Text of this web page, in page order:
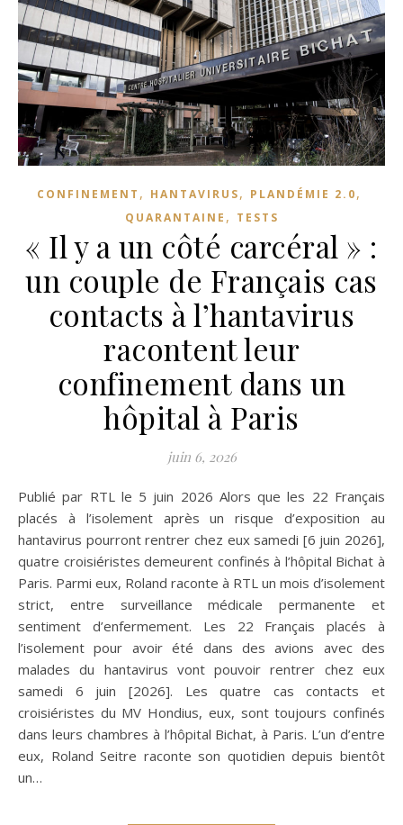
CONFINEMENT , HANTAVIRUS, PLANDÉMIE 2.0,
QUARANTAINE , TESTS
« Il y a un côté carcéral » :
un couple de Français cas
contacts à l’hantavirus
racontent leur
confinement dans un
hôpital à Paris
juin 6, 2026
Publié par RTL le 5 juin 2026 Alors que les 22 Français
placés à l’isolement après un risque d’exposition au
hantavirus pourront rentrer chez eux samedi [6 juin 2026],
quatre croisiéristes demeurent confinés à l’hôpital Bichat à
Paris. Parmi eux, Roland raconte à RTL un mois d’isolement
strict, entre surveillance médicale permanente et
sentiment d’enfermement. Les 22 Français placés à
l’isolement pour avoir été dans des avions avec des
malades du hantavirus vont pouvoir rentrer chez eux
samedi 6 juin [2026]. Les quatre cas contacts et
croisiéristes du MV Hondius, eux, sont toujours confinés
dans leurs chambres à l’hôpital Bichat, à Paris. L’un d’entre
eux, Roland Seitre raconte son quotidien depuis bientôt
un…